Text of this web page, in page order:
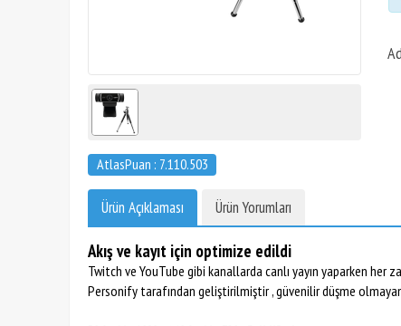
AtlasPuan : 7.110.503
Ürün Açıklaması Ürün Yorumları
Akış ve kayıt için optimize edildi
Twitch ve YouTube gibi kanallarda canlı yayın yaparken her
Personify tarafından geliştirilmiştir , güvenilir düşme